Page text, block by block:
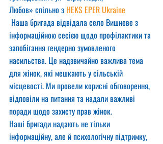
Любов» спільно з HEKS EPER Ukraine
Наша бригада відвідала село Вишневе з
інформаційною сесією щодо профілактики та
запобігання гендерно зумовленого
насильства. Це надзвичайно важлива тема
для жінок, які мешкають у сільській
місцевості. Ми провели корисні обговорення,
відповіли на питання та надали важливі
поради щодо захисту прав жінок.
Наші бригади надають не тільки
інформаційну, але й психологічну підтримку,